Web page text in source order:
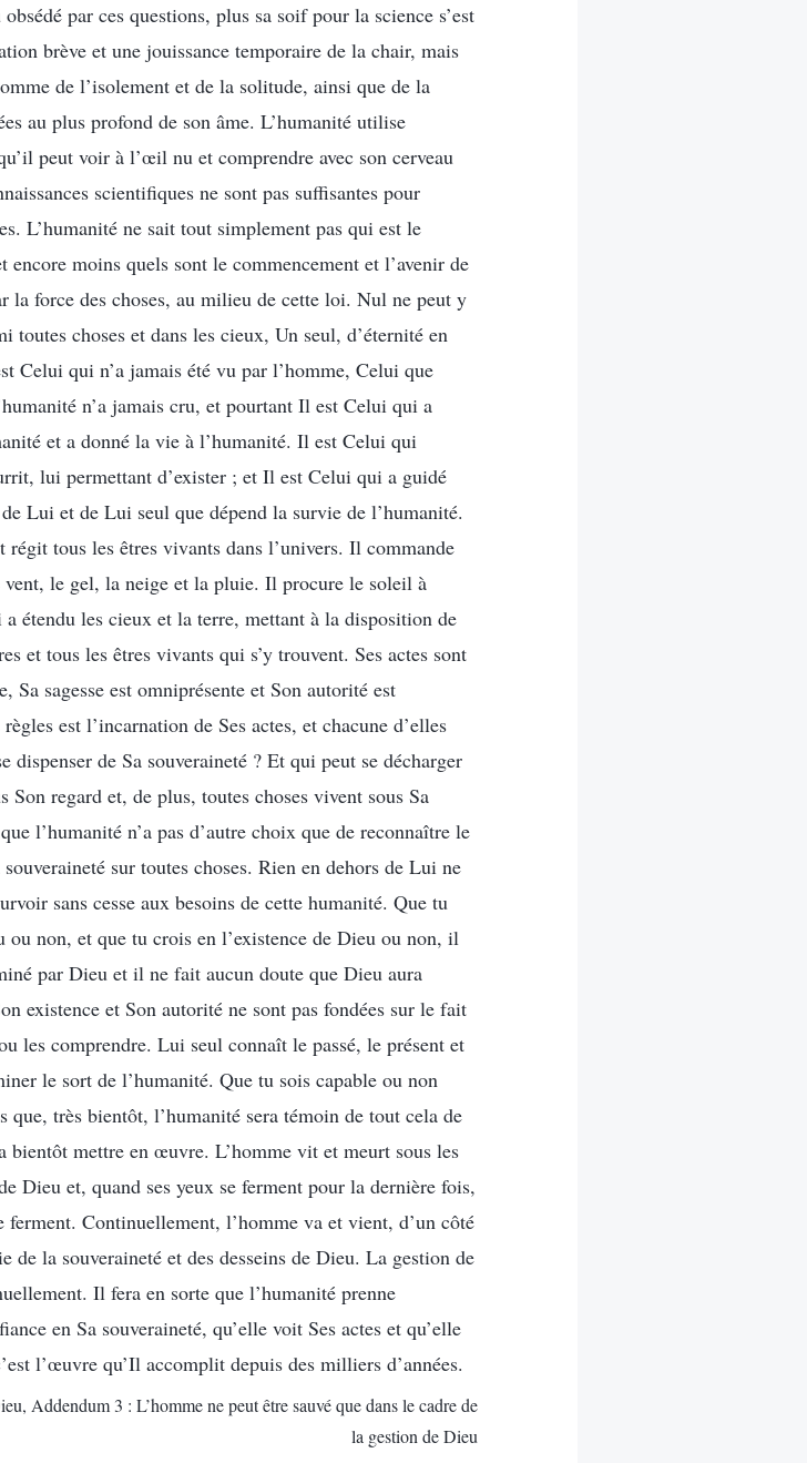
par ces questions, plus sa soif pour la science s’est
brève et une jouissance temporaire de la chair, mais
de l’isolement et de la solitude, ainsi que de la
au plus profond de son âme. L’humanité utilise
peut voir à l’œil nu et comprendre avec son cerveau
scientifiques ne sont pas suffisantes pour
L’humanité ne sait tout simplement pas qui est le
encore moins quels sont le commencement et l’avenir de
la force des choses, au milieu de cette loi. Nul ne peut y
toutes choses et dans les cieux, Un seul, d’éternité en
Celui qui n’a jamais été vu par l’homme, Celui que
n’a jamais cru, et pourtant Il est Celui qui a
et a donné la vie à l’humanité. Il est Celui qui
lui permettant d’exister ; et Il est Celui qui a guidé
Lui et de Lui seul que dépend la survie de l’humanité.
tous les êtres vivants dans l’univers. Il commande
le gel, la neige et la pluie. Il procure le soleil à
étendu les cieux et la terre, mettant à la disposition de
et tous les êtres vivants qui s’y trouvent. Ses actes sont
Sa sagesse est omniprésente et Son autorité est
est l’incarnation de Ses actes, et chacune d’elles
dispenser de Sa souveraineté ? Et qui peut se décharger
Son regard et, de plus, toutes choses vivent sous Sa
l’humanité n’a pas d’autre choix que de reconnaître le
sur toutes choses. Rien en dehors de Lui ne
sans cesse aux besoins de cette humanité. Que tu
ou non, et que tu crois en l’existence de Dieu ou non, il
par Dieu et il ne fait aucun doute que Dieu aura
existence et Son autorité ne sont pas fondées sur le fait
les comprendre. Lui seul connaît le passé, le présent et
le sort de l’humanité. Que tu sois capable ou non
que, très bientôt, l’humanité sera témoin de tout cela de
bientôt mettre en œuvre. L’homme vit et meurt sous les
Dieu et, quand ses yeux se ferment pour la dernière fois,
ferment. Continuellement, l’homme va et vient, d’un côté
de la souveraineté et des desseins de Dieu. La gestion de
Il fera en sorte que l’humanité prenne
en Sa souveraineté, qu’elle voit Ses actes et qu’elle
l’œuvre qu’Il accomplit depuis des milliers d’années.
Addendum 3 : L’homme ne peut être sauvé que dans le cadre de
la gestion de Dieu